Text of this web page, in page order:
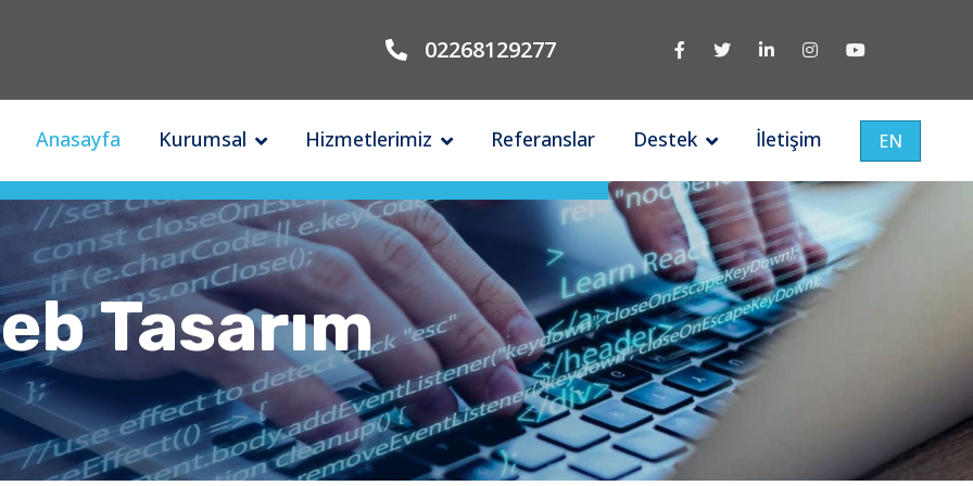
02268129277
Erkin Sk. No:20 / B Merkez / Yalova / Türkiye
Anasayfa Kurumsal Hizmetlerimiz Referanslar Destek İletişim EN
Tasarım